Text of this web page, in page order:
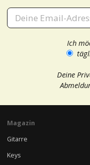
Ich
Deine
Magazin
Gitarre
Keys